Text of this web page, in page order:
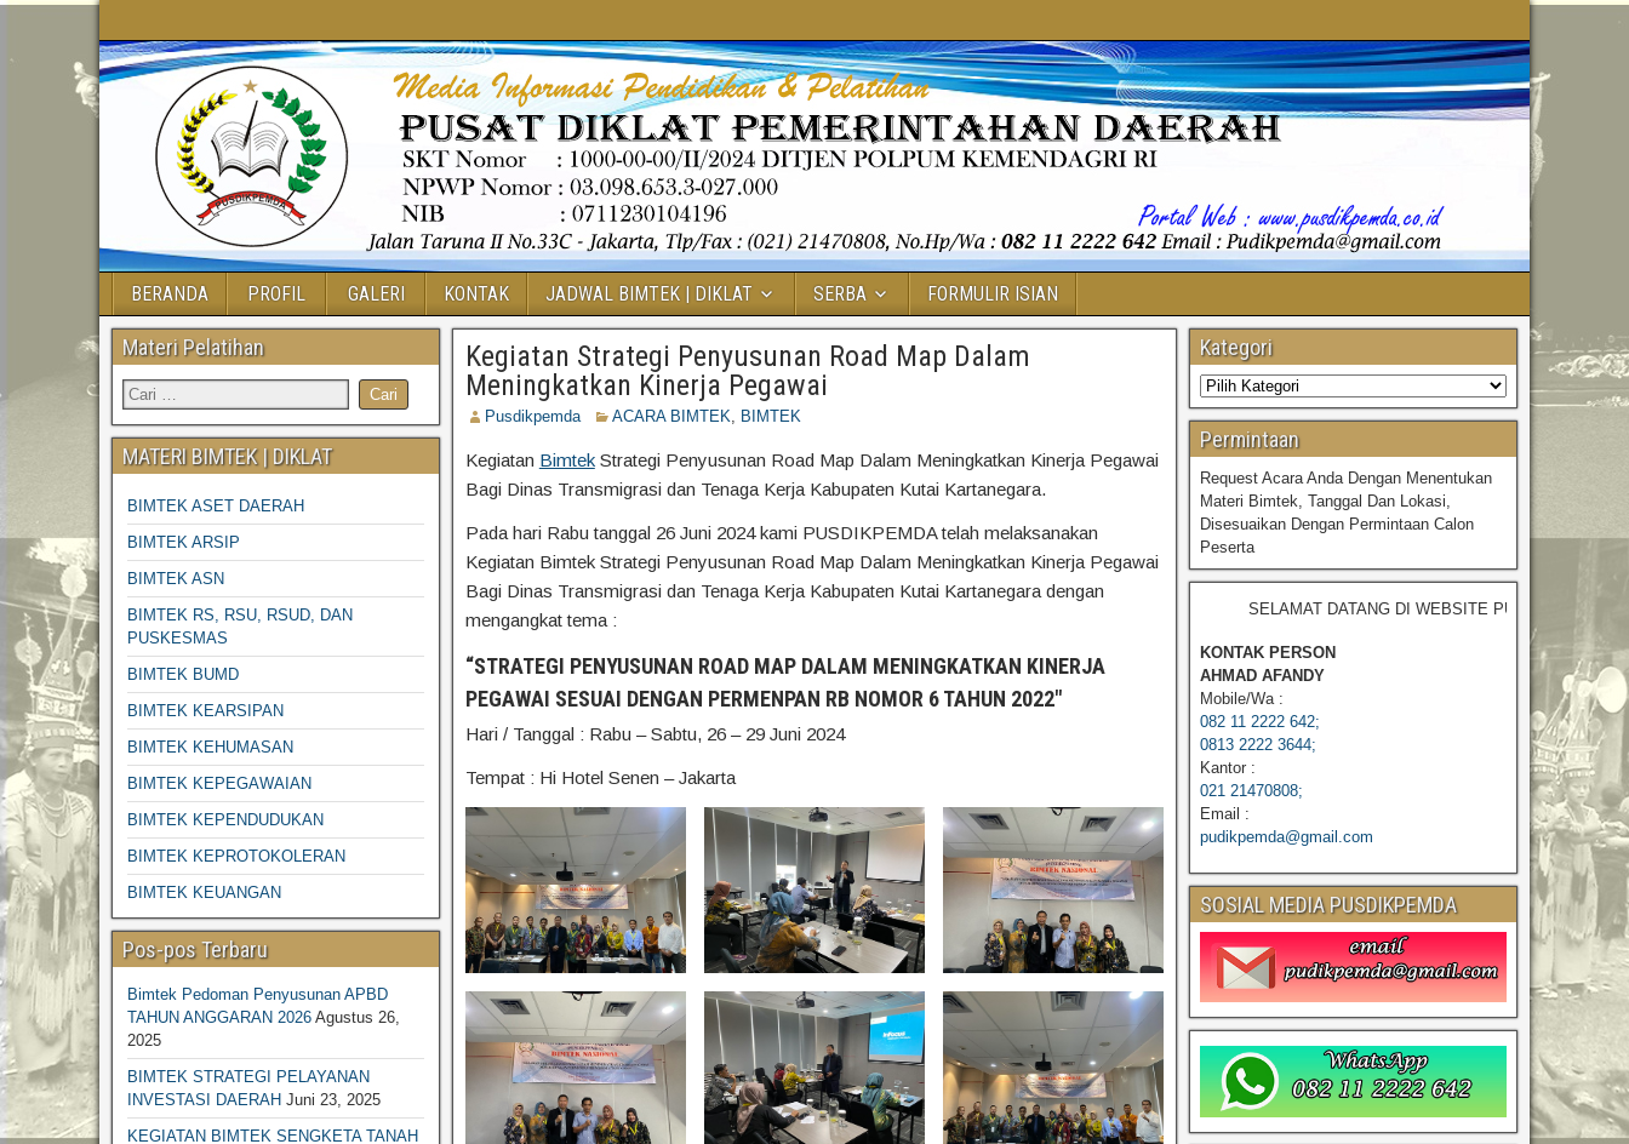
BERANDA PROFIL GALERI KONTAK JADWAL BIMTEK | DIKLAT SERBA FORMULIR ISIAN
Kegiatan Strategi Penyusunan Road Map Dalam
Meningkatkan Kinerja Pegawai
Pusdikpemda ACARA BIMTEK, BIMTEK
Kegiatan BimtekStrategi Penyusunan Road Map Dalam Meningkatkan Kinerja Pegawai
Bagi Dinas Transmigrasi dan Tenaga Kerja Kabupaten Kutai Kartanegara.
Pada hari Rabu tanggal 26 Juni 2024 kami PUSDIKPEMDA telah melaksanakan
Kegiatan Bimtek Strategi Penyusunan Road Map Dalam Meningkatkan Kinerja Pegawai
Bagi Dinas Transmigrasi dan Tenaga Kerja Kabupaten Kutai Kartanegara dengan
mengangkat tema :
“STRATEGI PENYUSUNAN ROAD MAP DALAM MENINGKATKAN KINERJA
PEGAWAI SESUAI DENGAN PERMENPAN RB NOMOR 6 TAHUN 2022″
Hari / Tanggal : Rabu – Sabtu, 26 – 29 Juni 2024
Tempat : Hi Hotel Senen – Jakarta
Materi Pelatihan
MATERI BIMTEK | DIKLAT
BIMTEK ASET DAERAH
BIMTEK ARSIP
BIMTEK ASN
BIMTEK RS, RSU, RSUD, DAN
PUSKESMAS
BIMTEK BUMD
BIMTEK KEARSIPAN
BIMTEK KEHUMASAN
BIMTEK KEPEGAWAIAN
BIMTEK KEPENDUDUKAN
BIMTEK KEPROTOKOLERAN
BIMTEK KEUANGAN
BIMTEK LAKIP
BIMTEK LINGKUNGAN HIDUP
BIMTEK PENGADAAN BARANG JASA
BIMTEK DESA-DESA
BIMTEK PENGELOLAAN SAMPAH
BIMTEK PENGELOLAAN KEAUANGAN
Pos-pos Terbaru
Bimtek Pedoman Penyusunan APBD
TAHUN ANGGARAN 2026 Agustus 26,
2025
BIMTEK STRATEGI PELAYANAN
INVESTASI DAERAH Juni 23, 2025
KEGIATAN BIMTEK SENGKETA TANAH
Kategori
Permintaan
Request Acara Anda Dengan Menentukan
Materi Bimtek, Tanggal Dan Lokasi,
Disesuaikan Dengan Permintaan Calon
Peserta
SELAMAT DATANG DI WEBSITE PUSDIKPEMDA
KONTAK PERSON
AHMAD AFANDY
Mobile/Wa :
082 11 2222 642;
0813 2222 3644;
Kantor :
021 21470808;
Email :
pudikpemda@gmail.com
SOSIAL MEDIA PUSDIKPEMDA